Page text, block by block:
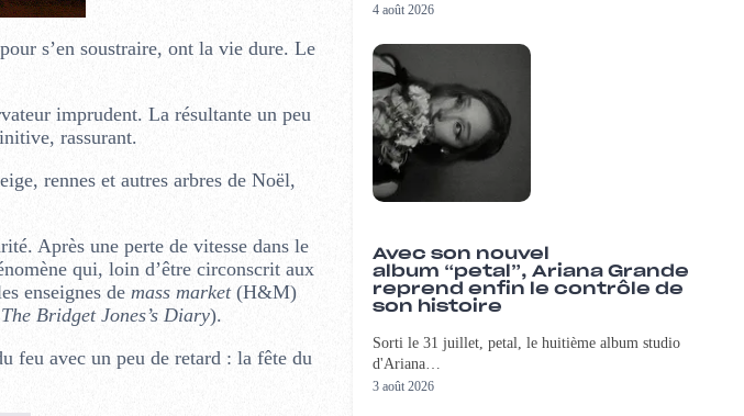
s’en soustraire, ont la vie dure. Le
imprudent. La résultante un peu
rassurant.
rennes et autres arbres de Noël,
Après une perte de vitesse dans le
qui, loin d’être circonscrit aux
enseignes de mass market(H&M)
The Bridget Jones’s Diary).
feu avec un peu de retard : la fête du
4 août 2026
Avec son nouvel
album “petal”, Ariana Grande
reprend enfin le contrôle de
son histoire
Sorti le 31 juillet, petal, le huitième album studio
d'Ariana…
3 août 2026